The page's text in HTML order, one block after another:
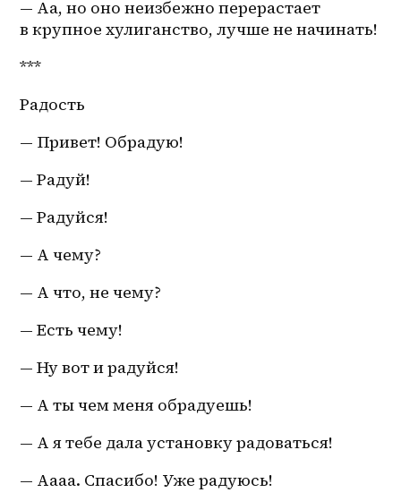
— Аа, но оно неизбежно перерастает
в крупное хулиганство, лучше не начинать!
***
Радость
— Привет! Обрадую!
— Радуй!
— Радуйся!
— А чему?
— А что, не чему?
— Есть чему!
— Ну вот и радуйся!
— А ты чем меня обрадуешь!
— А я тебе дала установку радоваться!
— Аааа. Спасибо! Уже радуюсь!